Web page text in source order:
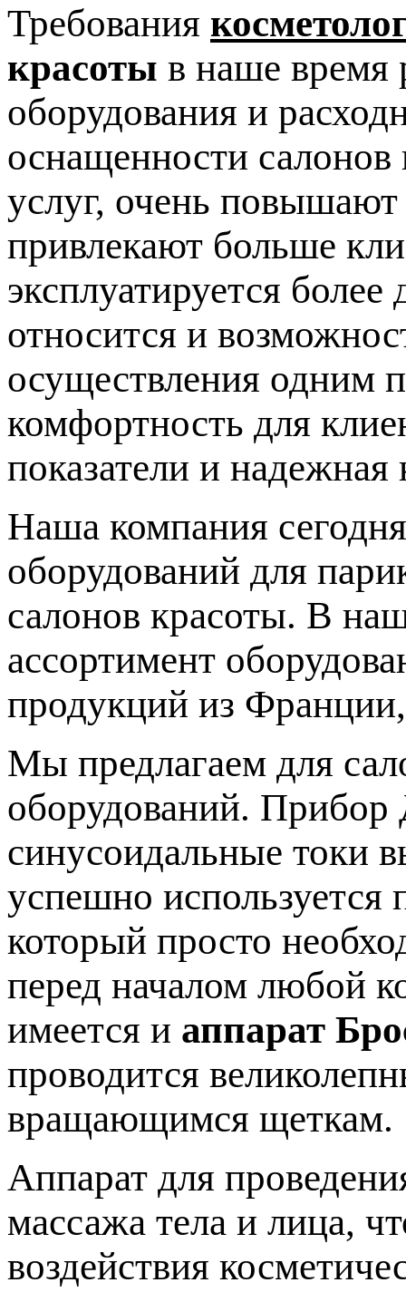
Требования
красоты в наше время
оборудования и
оснащенности салонов
услуг, очень
привлекают больше
эксплуатируется
относится и
осуществления одним
комфортность для
показатели и надежная
Наша компания
оборудований для
салонов красоты. В
ассортимент
продукций из
Мы предлагаем для
оборудований. Прибор
синусоидальные токи
успешно используется
который просто
перед началом любой
имеется и аппарат
проводится
вращающимся щеткам.
Аппарат для
массажа тела и лица,
воздействия